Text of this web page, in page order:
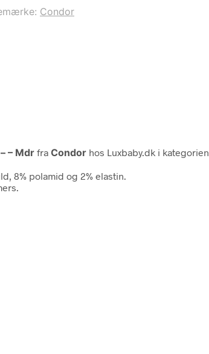
Condor
– Mdr fra Condor hos Luxbaby.dk i kategorien
8% polamid og 2% elastin.